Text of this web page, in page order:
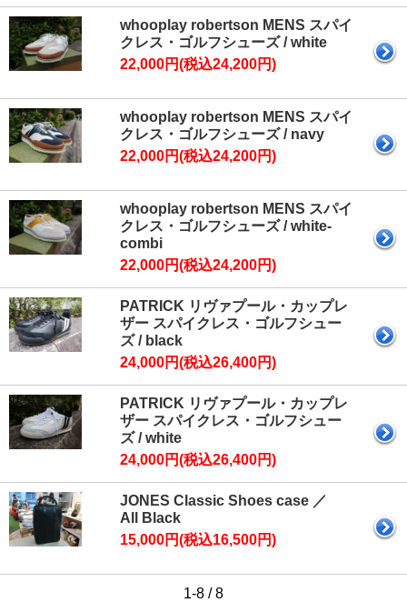
whooplay robertson MENS スパイ
クレス・ゴルフシューズ / white
22,000円(税込24,200円)
whooplay robertson MENS スパイ
クレス・ゴルフシューズ / navy
22,000円(税込24,200円)
whooplay robertson MENS スパイ
クレス・ゴルフシューズ / white-
combi
22,000円(税込24,200円)
PATRICK リヴァプール・カップレ
ザー スパイクレス・ゴルフシュー
ズ / black
24,000円(税込26,400円)
PATRICK リヴァプール・カップレ
ザー スパイクレス・ゴルフシュー
ズ / white
24,000円(税込26,400円)
JONES Classic Shoes case ／
All Black
15,000円(税込16,500円)
1-8 / 8